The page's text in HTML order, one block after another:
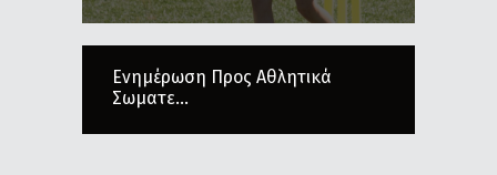
Ενημέρωση Προς Αθλητικά
Σωματε...